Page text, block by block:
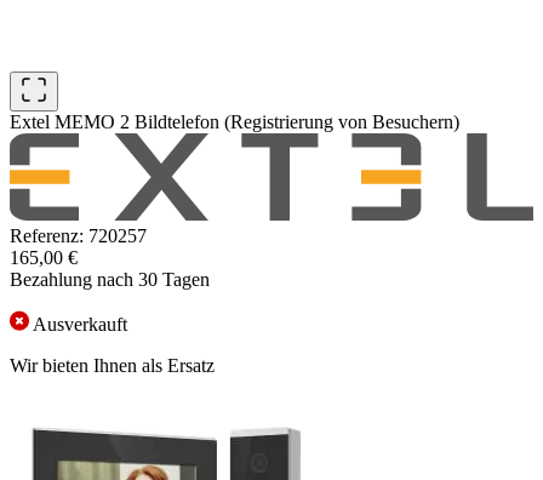
Extel MEMO 2 Bildtelefon (Registrierung von Besuchern)
Referenz: 720257
165,00 €
Bezahlung nach 30 Tagen
Ausverkauft
Wir bieten Ihnen als Ersatz